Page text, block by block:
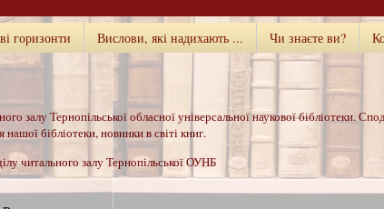
горизонти Вислови, які надихають ... Чи знаєте ви?
залу Тернопільської обласної універсальної наукової бібліотеки.
бібліотеки, новинки в світі книг.
читального залу Тернопільської ОУНБ